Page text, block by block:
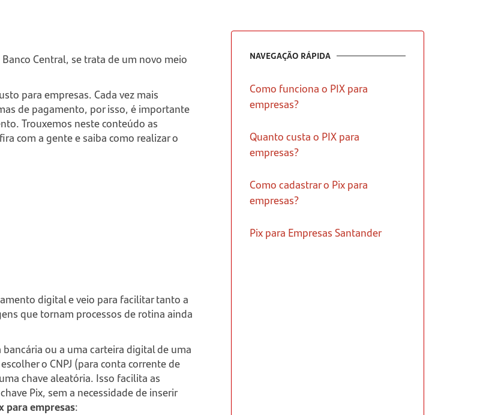
Central, se trata de um novo meio
para empresas. Cada vez mais
de pagamento, por isso, é importante
Trouxemos neste conteúdo as
com a gente e saiba como realizar o
digital e veio para facilitar tanto a
que tornam processos de rotina ainda
ou a uma carteira digital de uma
o CNPJ (para conta corrente de
chave aleatória. Isso facilita as
Pix, sem a necessidade de inserir
para empresas:
NAVEGAÇÃO RÁPIDA
Como funciona o PIX para
empresas?
Quanto custa o PIX para
empresas?
Como cadastrar o Pix para
empresas?
Pix para Empresas Santander